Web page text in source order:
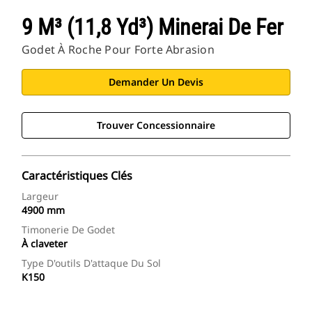
9 M³ (11,8 Yd³) Minerai De Fer
Godet À Roche Pour Forte Abrasion
Demander Un Devis
Trouver Concessionnaire
Caractéristiques Clés
Largeur
4900 mm
Timonerie De Godet
À claveter
Type D'outils D'attaque Du Sol
K150